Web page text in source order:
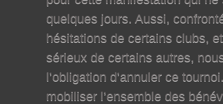
quelques jours. Aussi,
hésitations de certains clubs,
sérieux de certains autres,
l’obligation d’annuler ce
mobiliser l’ensemble des